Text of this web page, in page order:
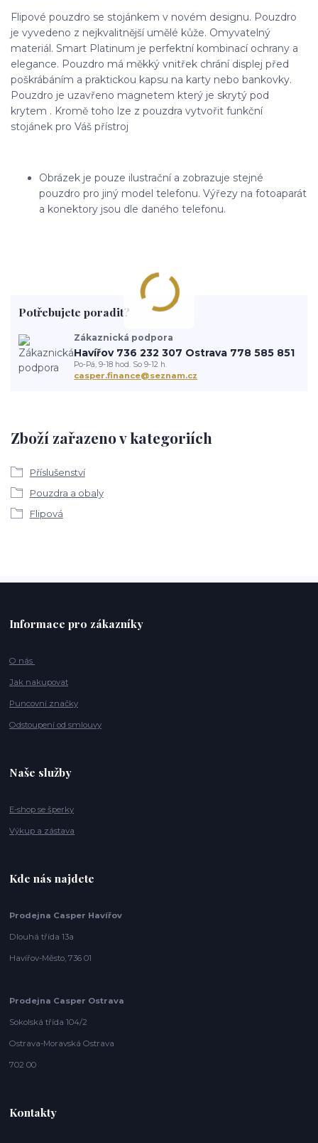
Flipové pouzdro se stojánkem v novém designu. Pouzdro
je vyvedeno z nejkvalitnější umělé kůže. Omyvatelný
materiál. Smart Platinum je perfektní kombinací ochrany a
elegance. Pouzdro má měkký vnitřek chrání displej před
poškrábáním a praktickou kapsu na karty nebo bankovky.
Pouzdro je uzavřeno magnetem který je skrytý pod
krytem . Kromě toho lze z pouzdra vytvořit funkční
stojánek pro Váš přístroj
Obrázek je pouze ilustrační a zobrazuje stejné
pouzdro pro jiný model telefonu. Výřezy na fotoaparát
a konektory jsou dle daného telefonu.
Zboží zařazeno v kategoriích
Příslušenství
Pouzdra a obaly
Flipová
Potřebujete poradit?
Zákaznická podpora
Havířov 736 232 307 Ostrava 778 585 851
Po-Pá, 9-18 hod. So 9-12 h.
casper.finance@seznam.cz
Informace pro zákazníky
O nás
Jak nakupovat
Puncovní značky
Odstoupení od smlouvy
Naše služby
E-shop se šperky
Výkup a zástava
Kde nás najdete
Prodejna Casper Havířov
Dlouhá třída 13a
Havířov-Město, 736 01
Prodejna Casper Ostrava
Sokolská třída 104/2
Ostrava-Moravská Ostrava
702 00
Kontakty